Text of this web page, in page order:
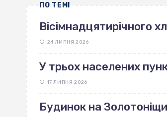
ПО ТЕМІ
Вісімнадцятирічного
24 ЛИПНЯ 2026
У трьох населених
17 ЛИПНЯ 2026
Будинок на